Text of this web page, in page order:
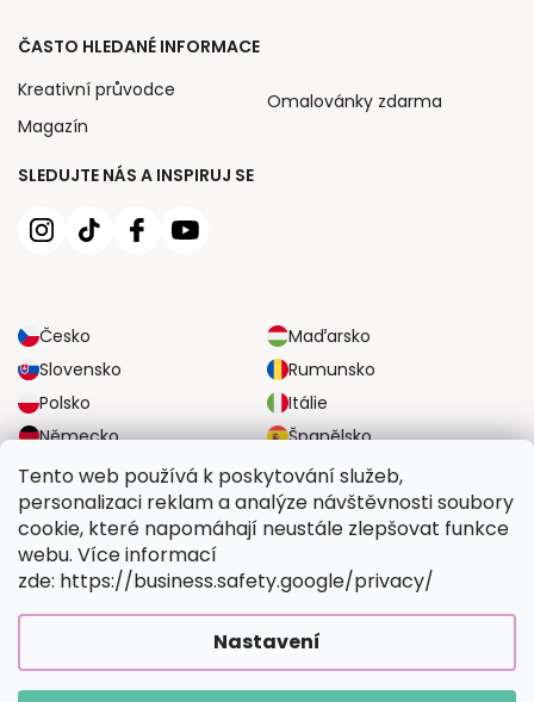
Tento web používá k poskytování služeb,
personalizaci reklam a analýze návštěvnosti soubory
cookie, které napomáhají neustále zlepšovat funkce
webu. Více informací
zde: https://business.safety.google/privacy/
Nastavení
SLEDUJTE NÁS A INSPIRUJ SE
Česko
Maďarsko
Slovensko
Rumunsko
Polsko
Itálie
Německo
Španělsko
Velká Británie
Rakousko
ČASTO HLEDANÉ INFORMACE
Kreativní průvodce
Magazín
Omalovánky zdarma
SPOLEHLIVÉ MOŽNOSTI DOPRAVY
BEZPEČNÉ MOŽNOSTI PLATBY